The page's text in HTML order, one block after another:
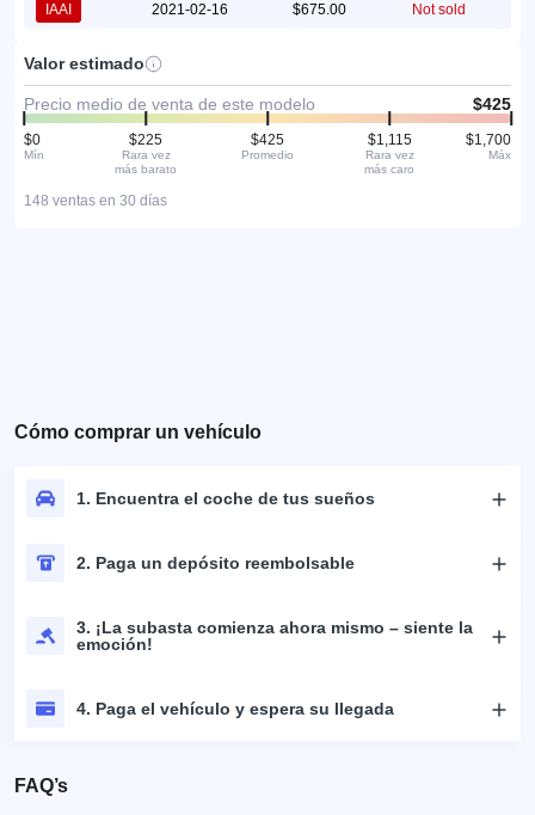
IAAI 2021-02-16 $675.00 Not sold
Valor estimado
Precio medio de venta de este modelo $425
$0
Mín
$225
Rara vez
más barato
$425
Promedio
$1,115
Rara vez
más caro
$1,700
Máx
148 ventas en 30 días
Cómo comprar un vehículo
1. Encuentra el coche de tus sueños
2. Paga un depósito reembolsable
3. ¡La subasta comienza ahora mismo – siente la
emoción!
4. Paga el vehículo y espera su llegada
FAQ’s